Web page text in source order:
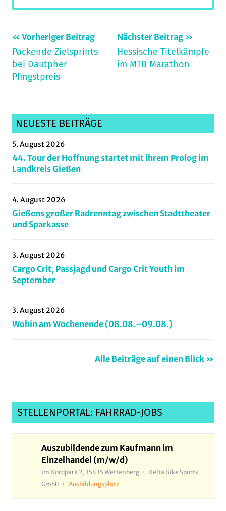
Schlagwörter:
Amöneburg,
Amöneburg13Hundert
Bensheim,
Breitensport,
castletrails,
cityrennen
Cycling,
girohattersheim
gravel,
hessenradsport ,
hombergohm
Limburg ,
Mittelhessen,
Radsportnachrichten,
Radtourenfahrt ,
rsvnassovialimburg,
rsvsolms,
rvkleinlinden,
Beitragsnavigation
Vorheriger Beitrag
Packende Zielsprints
bei Dautpher
Pfingstpreis
Nächster Beitrag
Hessische Titelkämpfe
im MTB Marathon
NEUESTE BEITRÄGE
5. August 2026
44. Tour der Hoffnung startet mit ihrem Prolog im
Landkreis Gießen
4. August 2026
Gießens großer Radrenntag zwischen Stadttheater
und Sparkasse
3. August 2026
Cargo Crit, Passjagd und Cargo Crit Youth im
September
3. August 2026
Wohin am Wochenende (08.08.–09.08.)
Alle Beiträge auf einen Blick »
STELLENPORTAL: FAHRRAD-JOBS
Auszubildende zum Kaufmann im
Einzelhandel (m/w/d)
Im Nordpark 2, 35435 Wettenberg
Delta Bike Sports
GmbH
Ausbildungsplatz